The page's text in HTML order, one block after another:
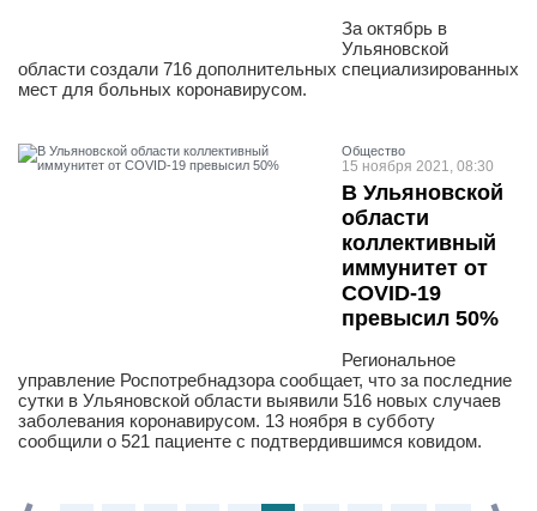
За октябрь в
Ульяновской
области создали 716 дополнительных специализированных
мест для больных коронавирусом.
Общество
15 ноября 2021, 08:30
В Ульяновской
области
коллективный
иммунитет от
COVID-19
превысил 50%
Региональное
управление Роспотребнадзора сообщает, что за последние
сутки в Ульяновской области выявили 516 новых случаев
заболевания коронавирусом. 13 ноября в субботу
сообщили о 521 пациенте с подтвердившимся ковидом.